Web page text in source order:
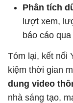
Phân tích
lượt xem,
báo cáo
Tóm lại, kết nối
kiệm thời gian
dung video
nhà sáng tạo,